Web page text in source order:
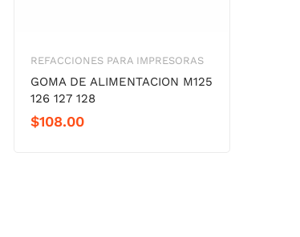
REFACCIONES PARA IMPRESORAS
GOMA DE ALIMENTACION M125
126 127 128
$108.00